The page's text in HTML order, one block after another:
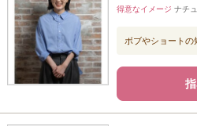
得意なイメージ ナチ
ボブやショートの